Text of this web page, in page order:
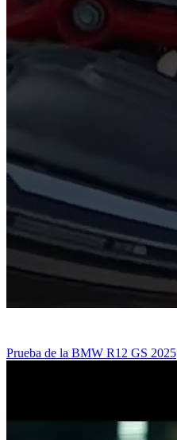
Prueba de la BMW R12 GS 2025